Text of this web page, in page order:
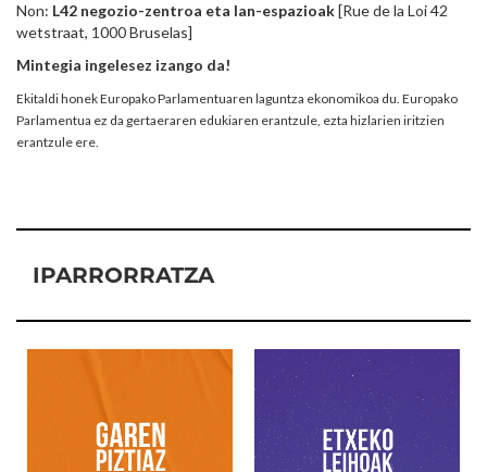
Non: L42 negozio-zentroa eta lan-espazioak[Rue de la Loi 42
wetstraat, 1000 Bruselas]
Mintegia ingelesez izango da!
Ekitaldi honek Europako Parlamentuaren laguntza ekonomikoa du. Europako
Parlamentua ez da gertaeraren edukiaren erantzule, ezta hizlarien iritzien
erantzule ere.
IPARRORRATZA